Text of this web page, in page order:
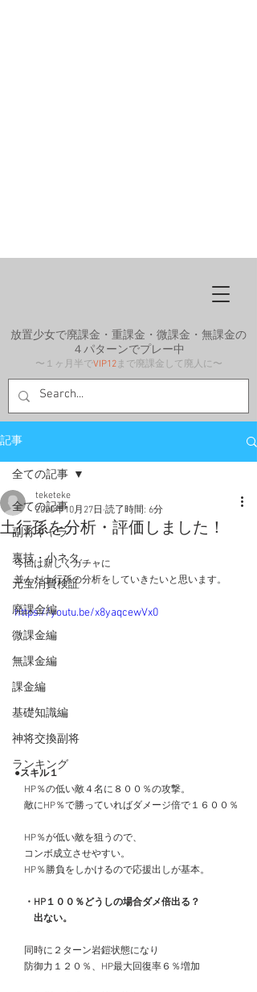
放置少女で廃課金・重課金・微課金・無課金の
４パターンでプレー中
〜１ヶ月半でVIP12まで廃課金して廃人に〜
記事
全ての記事
副将キャラ
裏技・小ネタ
元宝消費検証
廃課金編
微課金編
無課金編
課金編
基礎知識編
神将交換副将
ランキング
全ての記事
土行孫を分析・評価しました！
teketeke
2020年10月27日 読了時間: 6分
今回は新しくガチャに
並んだ土行孫の分析をしていきたいと思います。
https://youtu.be/x8yaqcewVx0
●スキル１
HP％の低い敵４名に８００％の攻撃。
敵にHP％で勝っていればダメージ倍で１６００％
HP％が低い敵を狙うので、
コンボ成立させやすい。
HP％勝負をしかけるので応援出しが基本。
・HP１００％どうしの場合ダメ倍出る？
出ない。
同時に２ターン岩鎧状態になり
防御力１２０％、HP最大回復率６％増加